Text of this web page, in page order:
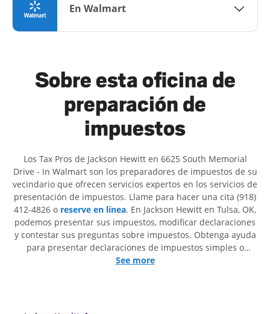
En Walmart
Sobre esta oficina de
preparación de
impuestos
Los Tax Pros de Jackson Hewitt en 6625 South Memorial
Drive - In Walmart son ​​los preparadores de impuestos de su
vecindario que ofrecen servicios expertos en los servicios de
presentación de impuestos. Llame para hacer una cita (918)
412-4826 o reserve en línea. En Jackson Hewitt en Tulsa, OK,
podemos presentar sus impuestos, modificar declaraciones
y contestar sus preguntas sobre impuestos. Obtenga ayuda
para presentar declaraciones de impuestos simples o
situaciones más complejas, como los impuestos de trabajo
necesita servicios de preparación de impuestos en Tulsa,
See more